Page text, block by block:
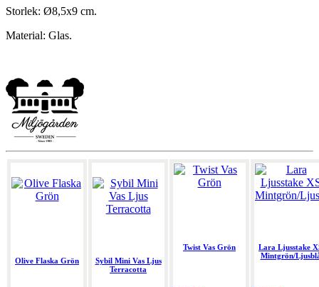
Storlek: Ø8,5x9 cm.
Material: Glas.
Olive Flaska Grön
Sybil Mini Vas Ljus
Terracotta
Twist Vas Grön
Lara Ljusstake
Mintgrön/